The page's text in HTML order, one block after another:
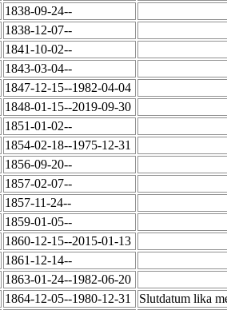
1838-09-24--
1838-12-07--
1841-10-02--
1843-03-04--
1847-12-15--1982-04-04
1848-01-15--2019-09-30
1851-01-02--
1854-02-18--1975-12-31
1856-09-20--
1857-02-07--
1857-11-24--
1859-01-05--
1860-12-15--2015-01-13
1861-12-14--
1863-01-24--1982-06-20
1864-12-05--1980-12-31 Slutdatum lika